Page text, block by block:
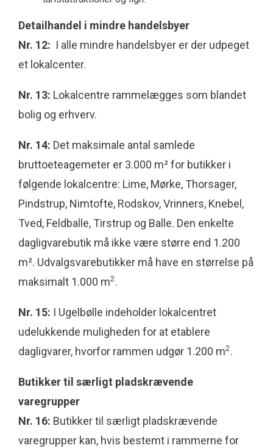
Detailhandel i mindre handelsbyer
Nr. 12: I alle mindre handelsbyer er der udpeget
et lokalcenter.
Nr. 13: Lokalcentre rammelægges som blandet
bolig og erhverv.
Nr. 14: Det maksimale antal samlede
bruttoeteagemeter er 3.000 m² for butikker i
følgende lokalcentre: Lime, Mørke, Thorsager,
Pindstrup, Nimtofte, Rodskov, Vrinners, Knebel,
Tved, Feldballe, Tirstrup og Balle. Den enkelte
dagligvarebutik må ikke være større end 1.200
m². Udvalgsvarebutikker må have en størrelse på
maksimalt 1.000 m2.
Nr. 15: I Ugelbølle indeholder lokalcentret
udelukkende muligheden for at etablere
dagligvarer, hvorfor rammen udgør 1.200 m2.
Butikker til særligt pladskrævende
varegrupper
Nr. 16: Butikker til særligt pladskrævende
varegrupper kan, hvis bestemt i rammerne for